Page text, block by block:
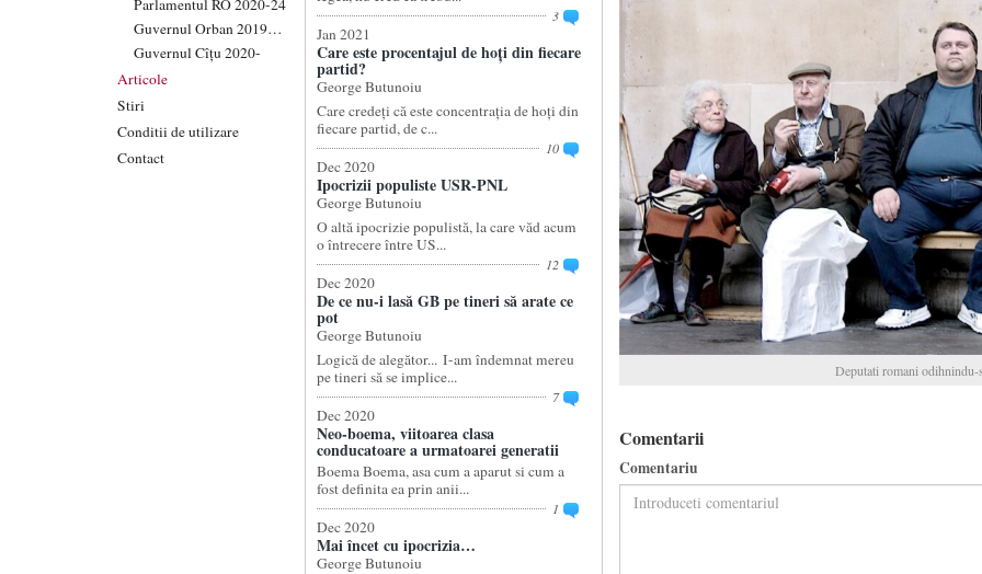
Parlamentul RO 2020-24
Guvernul Orban 2019-20
Guvernul Cîțu 2020-
Articole
Stiri
Conditii de utilizare
Contact
3
Jan 2021
Care este procentajul de hoți din fiecare
partid?
George Butunoiu
Care credeți că este concentrația de hoți din
fiecare partid, de c...
10
Dec 2020
Ipocrizii populiste USR-PNL
George Butunoiu
O altă ipocrizie populistă, la care văd acum
o întrecere între US...
12
Dec 2020
De ce nu-i lasă GB pe tineri să arate ce
pot
George Butunoiu
Logică de alegător... I-am îndemnat mereu
pe tineri să se implice...
7
Dec 2020
Neo-boema, viitoarea clasa
conducatoare a urmatoarei generatii
Boema Boema, asa cum a aparut si cum a
fost definita ea prin anii...
1
Dec 2020
Mai încet cu ipocrizia…
George Butunoiu
Deputati romani odihnindu-
Comentarii
Comentariu